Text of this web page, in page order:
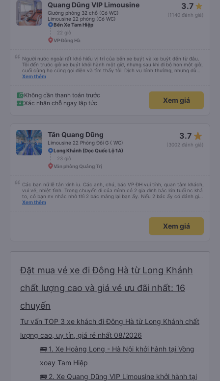
Quang Dũng VIP Limousine
Giường phòng 32 chỗ (Có WC)
Limousine 22 phòng (Có WC)
3.7
(1140 đánh giá)
Bến Xe Tam Hiệp
22 giờ
VP Đông Hà
Người nước ngoài rất khó hiểu vị trí của bến xe buýt và xe buýt đến từ đâu.
Tôi đến trước giờ xe buýt khởi hành một giờ, nhưng sau khi đi bộ hơn một giờ,
cuối cùng họ cũng gọi điện và tìm thấy tôi. Dịch vụ bình thường, nhưng dù
sao thì tôi ngủ ngon hơn ở khách sạn vì tôi rất thoải mái. Sẽ tuyệt hơn nếu
Xem thêm
Không cần thanh toán trước
Xác nhận chỗ ngay lập tức
Xem giá
Tân Quang Dũng
Limousine 22 Phòng Đôi G ( WC)
3.7 star_rate
(3002 đánh giá)
Long Khánh (Dọc Quốc Lộ 1A)
23 giờ
Văn phòng Quảng Trị
Các bạn nữ lễ tân xinh iu. Các anh, chú, bác VP ĐH vui tính, quan tâm khách,
vui vẻ, nhiệt tình. Trong chuyến đi của mình có 2 gia đình bác lớn tuổi nc khá
to, có bạn nv nhắc nhở thì 2 bác mắng lại bạn ấy. Nếu 2 bác ấy có đánh giá
xấu thì mình ngược lại nha. Bạn ấy nhắc nhở rất đúng. 2 bác nói rất to. To
bạn ấy nha. Nếu bạn ấy bị trừ thì bảo bạn ấy liên hệ sđt của mình, mình hỗ
trợ ạ. Số mình đuôi 666, chuyến ĐH-NT ngày 16/1. À các bạn nữ lễ tân xinh
iu còn đổi cho mình phòng đơn sang đôi xong còn note là (một mình) yêu
Xem thêm
Xem giá
Đặt mua vé xe đi Đông Hà từ Long Khánh
chất lượng cao và giá vé ưu đãi nhất: 16
chuyến
Tư vấn TOP 3 xe khách đi Đông Hà từ Long Khánh chất
lượng cao, uy tín, giá rẻ nhất 08/2026
🚌 1. Xe Hoàng Long - Hà Nội khởi hành tại Vòng
xoay Tam Hiệp
🚌 2. Xe Quang Dũng VIP Limousine khởi hành tại